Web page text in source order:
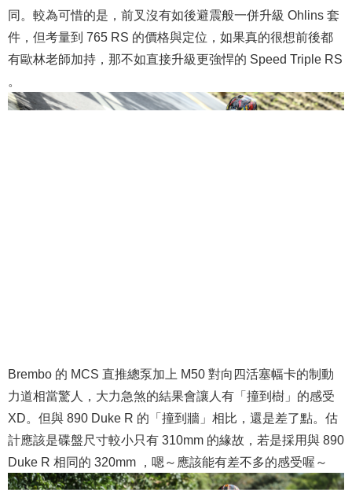
同。較為可惜的是，前叉沒有如後避震般一併升級 Ohlins 套
件，但考量到 765 RS 的價格與定位，如果真的很想前後都
有歐林老師加持，那不如直接升級更強悍的 Speed Triple RS
Brembo 的 MCS 直推總泵加上 M50 對向四活塞幅卡的制動
力道相當驚人，大力急煞的結果會讓人有「撞到樹」的感受
XD。但與 890 Duke R 的「撞到牆」相比，還是差了點。估
計應該是碟盤尺寸較小只有 310mm 的緣故，若是採用與 890
Duke R 相同的 320mm ，嗯～應該能有差不多的感受喔～